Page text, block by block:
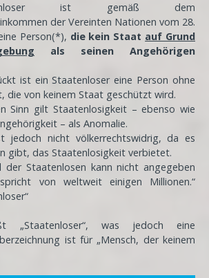
ist gemäß dem
der Vereinten Nationen vom 28.
Person(*), die kein Staat auf Grund
als seinen Angehörigen
ist ein Staatenloser eine Person ohne
die von keinem Staat geschützt wird.
Sinn gilt Staatenlosigkeit – ebenso wie
– als Anomalie.
jedoch nicht völkerrechtswidrig, da es
gibt, das Staatenlosigkeit verbietet.
der Staatenlosen kann nicht angegeben
von weltweit einigen Millionen.“
„Staatenloser“, was jedoch eine
ist für „Mensch, der keinem